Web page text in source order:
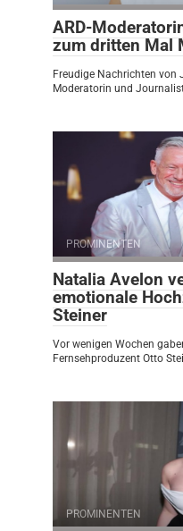
ARD-
zum dritten Mal
Freudige Nachrichten von
Moderatorin und
PROMINENTEN
Natalia Avelon
emotionale
Steiner
Vor wenigen Wochen
Fernsehproduzent Otto
PROMINENTEN